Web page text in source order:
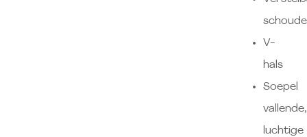
V-
hals
Soepel
vallende,
luchtige